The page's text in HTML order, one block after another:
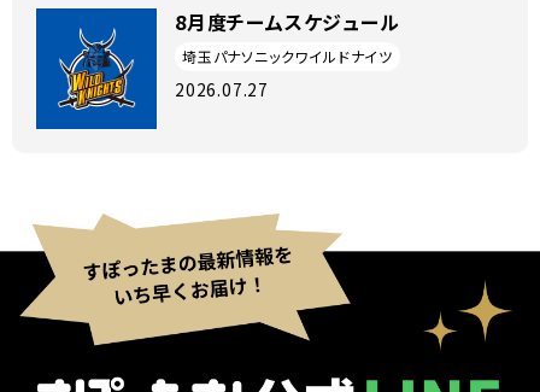
8月度チームスケジュール
埼玉パナソニックワイルドナイツ
2026.07.27